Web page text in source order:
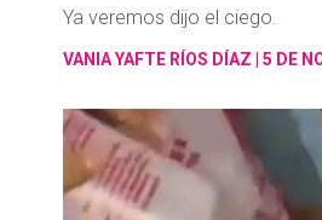
Ya veremos dijo el ciego.
VANIA YAFTE RÍOS DÍAZ 5 DE